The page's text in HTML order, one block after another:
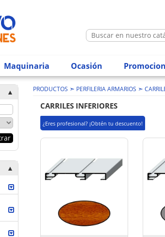
Maquinaria Ocasión
PRODUCTOS ➣ PERFILERIA ARMARIOS ➣
CARRILES INFERIORES
¿Eres profesional? ¡Obtén tu descuento!